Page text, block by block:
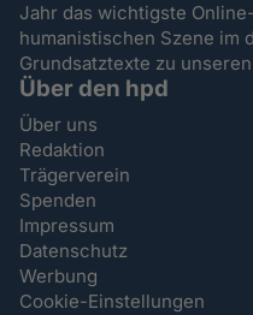
Jahr das wichtigste
humanistischen Szene im
Grundsatztexte zu
Über den hpd
Über uns
Redaktion
Trägerverein
Spenden
Impressum
Datenschutz
Werbung
Cookie-Einstellungen